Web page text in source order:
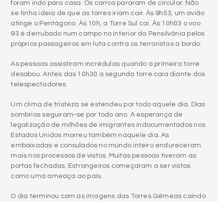
foram indo para casa. Os carros pararam de circular. Não
se tinha ideia de que as torres iriam cair. Às 9h53, um avião
atinge o Pentágono. Às 10h, a Torre Sul cai. Às 10h03 o voo
93 é derrubado num campo no interior da Pensilvânia pelos
próprios passageiros em luta contra os terroristas a bordo.
As pessoas assistiram incrédulas quando a primeira torre
desabou. Antes das 10h30 a segunda torre caía diante dos
telespectadores.
Um clima de tristeza se estendeu por todo aquele dia. Dias
sombrios seguiram-se por todo ano. A esperança de
legalização de milhões de imigrantes indocumentados nos
Estados Unidos morreu também naquele dia. As
embaixadas e consulados no mundo inteiro endureceram
mais nos processos de vistos. Muitas pessoas tiveram as
portas fechadas. Estrangeiros começaram a ser vistos
como uma ameaça ao país.
O dia terminou com as imagens das Torres Gêmeas caindo